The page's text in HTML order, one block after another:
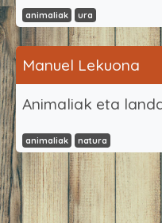
animaliak ura
Manuel Lekuona
Animaliak eta
animaliak natura